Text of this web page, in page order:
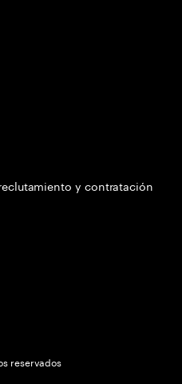
y contratación
reservados